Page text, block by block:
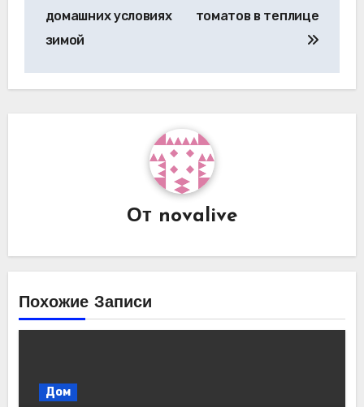
записям
домашних условиях
зимой
томатов в теплице
От novalive
Похожие Записи
Дом